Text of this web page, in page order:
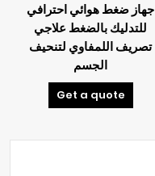
جهاز ضغط هوائي احترافي
للتدليك بالضغط علاجي
تصريف اللمفاوي لتنحيف
الجسم
Get a quote